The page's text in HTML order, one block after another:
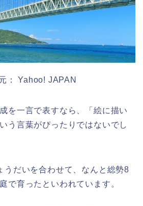
： Yahoo! JAPAN
を一言で表すなら、「絵に描い
う言葉がぴったりではないでし
うだいを合わせて、なんと総勢8
で育ったといわれています。